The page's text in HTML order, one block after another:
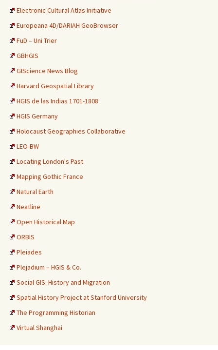
Electronic Cultural Atlas Initiative
Europeana 4D/DARIAH GeoBrowser
FuD – Uni Trier
GBHGIS
GIScience News Blog
Harvard Geospatial Library
HGIS de las Indias 1701-1808
HGIS Germany
Holocaust Geographies Collaborative
LEO-BW
Locating London's Past
Mapping Gothic France
Natural Earth
Neatline
Open Historical Map
ORBIS
Pleiades
Plejadium – HGIS & Co.
Social GIS: History and Migration
Spatial History Project at Stanford University
The Programming Historian
Virtual Shanghai